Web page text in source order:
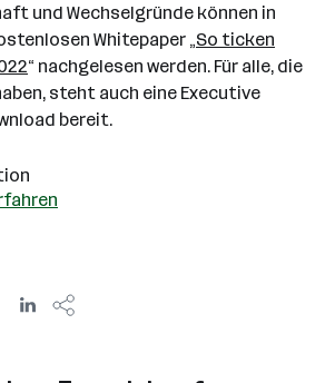
und Wechselgründe können in
Whitepaper „So ticken
“ nachgelesen werden. Für alle, die
steht auch eine Executive
bereit.